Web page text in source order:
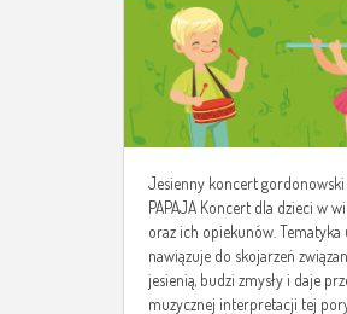
Jesienny koncert gordonowski
PAPAJA Koncert dla dzieci w
oraz ich opiekunów.
nawiązuje do skojarzeń
jesienią, budzi zmysły i daje
muzycznej interpretacji tej